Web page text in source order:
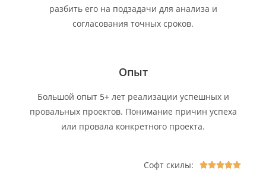
разбить его на подзадачи для анализа и
согласования точных сроков.
Опыт
Большой опыт 5+ лет реализации успешных и
провальных проектов. Понимание причин успеха
или провала конкретного проекта.
Софт скилы: 